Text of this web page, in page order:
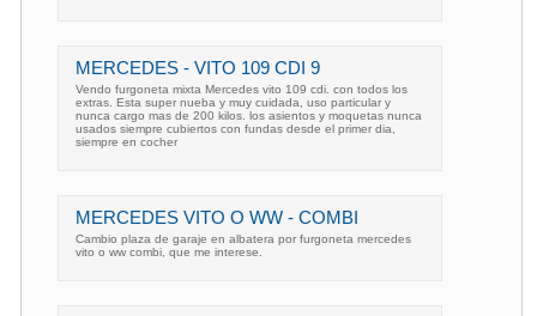
MERCEDES - VITO 109 CDI 9
Vendo furgoneta mixta Mercedes vito 109 cdi. con todos los
extras. Esta super nueba y muy cuidada, uso particular y
nunca cargo mas de 200 kilos. los asientos y moquetas nunca
usados siempre cubiertos con fundas desde el primer dia,
siempre en cocher
MERCEDES VITO O WW - COMBI
Cambio plaza de garaje en albatera por furgoneta mercedes
vito o ww combi, que me interese.